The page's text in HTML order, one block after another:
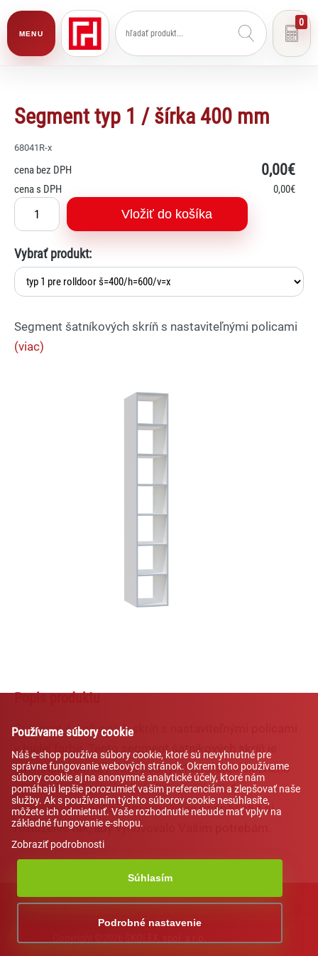
MENU
0
Segment typ 1 / šírka 400 mm
68041R-x
cena bez DPH 0,00€
cena s DPH 0,00€
Vložiť do košíka
Vybrať produkt:
Segment šatníkových skríň s nastaviteľnými policami
(viac)
Popis produktu
Segment šatníkových skríň s nastaviteľnými policami
v bielej farbe. Tento segment šatníkových skríň je
navrhnutý tak, aby Vám poskytol dostatok úložného
priestoru a všestranné úložné možnosti. 6
nastaviteľých políc Vám umožňuje prispôsobiť si
rozloženie tak, aby vyhovovalo Vašim potrebám.
COOKIES
Používame súbory cookie
Náš e-shop používa súbory cookie, ktoré sú nevyhnutné pre
správne fungovanie webových stránok. Okrem toho používame
súbory cookie aj na anonymné analytické účely, ktoré nám
pomáhajú lepšie porozumieť vašim preferenciám a zlepšovať naše
služby. Ak s používaním týchto súborov cookie nesúhlasíte,
môžete ich odmietnuť. Vaše rozhodnutie nebude mať vplyv na
základné fungovanie e-shopu.
Zobraziť podrobnosti
Súhlasím
Podrobné nastavenie
Asistent pre školský nábytok a